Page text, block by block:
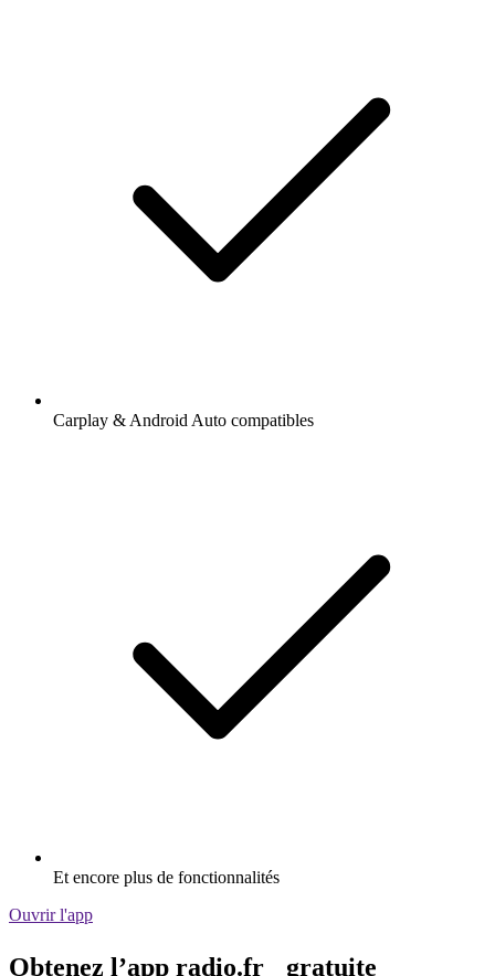
Carplay & Android Auto compatibles
Et encore plus de fonctionnalités
Ouvrir l'app
Obtenez l’app radio.fr gratuite